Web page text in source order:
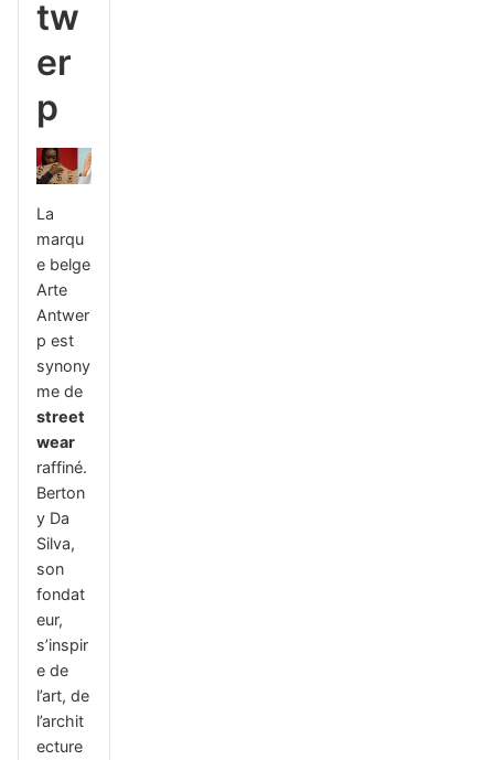
tw
er
p
La
marqu
e belge
Arte
Antwer
p est
synony
me de
street
wear
raffiné.
Berton
y Da
Silva,
son
fondat
eur,
s’inspir
e de
l’art, de
l’archit
ecture